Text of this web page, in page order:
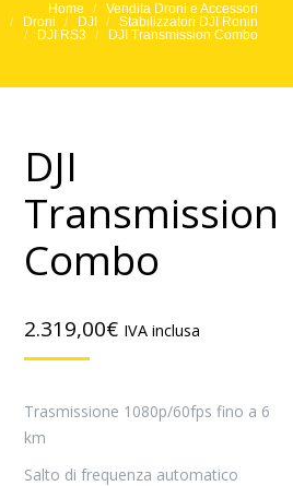
sei qui:Home
Vendita Droni e Accessori
Droni
DJI
Stabilizzatori DJI Ronin
DJI RS3
DJI Transmission Combo
DJI
Transmission
Combo
2.319,00€ IVA inclusa
Trasmissione 1080p/60fps fino a 6
km
Salto di frequenza automatico